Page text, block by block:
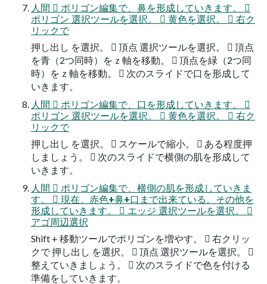
人間  ポリゴン編集で、鼻を形成していきます。 
ポリゴン 選択ツールを選択。  黄色を選択。  右ク
リックで
押し出し を選択。  頂点 選択ツールを選択。  頂点
を青（2つ同時）をｚ軸を移動。  頂点を緑（2つ同
時）をｚ軸を移動。  次のスライドで口を形成して
いきます。
人間  ポリゴン編集で、口を形成していきます。 
ポリゴン 選択ツールを選択。  黄色を選択。  右ク
リックで
押し出し を選択。  スケールで縮小。  ある程度押
しましょう。  次のスライドで横側の肌を形成して
いきます。
人間  ポリゴン編集で、横側の肌を形成していきま
す。  現在、赤色+鼻+口まで出来ている。その他を
形成していきます。  エッジ 選択ツールを選択。 
アゴ周辺選択
Shift + 移動ツールでポリゴンを増やす。  右クリッ
クで 押し出し を選択。  頂点 選択ツールを選択。 
整えていきましょう。  次のスライドで色を付ける
準備をしていきます。